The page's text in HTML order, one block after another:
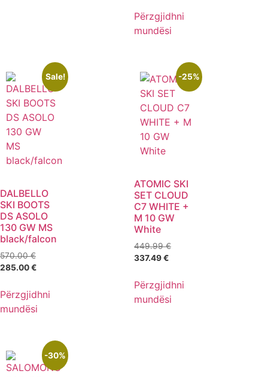
Përzgjidhni
mundësi
Sale!
DALBELLO
SKI BOOTS
DS ASOLO
130 GW MS
black/falcon
570.00€
285.00€
Përzgjidhni
mundësi
-25%
ATOMIC SKI
SET CLOUD
C7 WHITE +
M 10 GW
White
449.99€
337.49€
Përzgjidhni
mundësi
-30%